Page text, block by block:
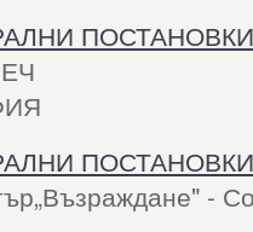
ПОСТАНОВКИ
ПОСТАНОВКИ
-